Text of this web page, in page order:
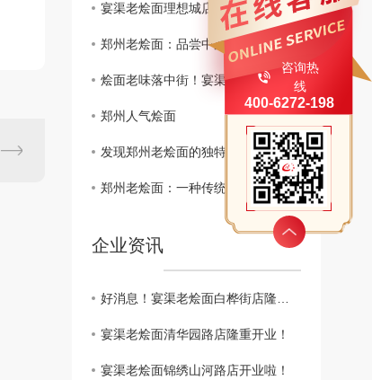
宴渠老烩面理想城店开业啦！
郑州老烩面：品尝中原地区美食的..选择
郑州人气烩面
发现郑州老烩面的独特魅力和历史渊源
郑州老烩面：一种传统美味的品尝之旅
企业资讯
好消息！宴渠老烩面白桦街店隆重开业啦！
宴渠老烩面清华园路店隆重开业！
宴渠老烩面锦绣山河路店开业啦！
咨询热
线
400-6272-198